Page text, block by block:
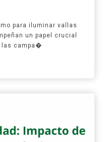
para iluminar vallas
un papel crucial
las campa�